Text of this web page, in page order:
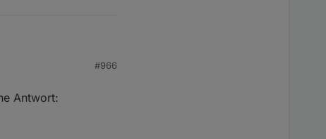
#966
Antwort: